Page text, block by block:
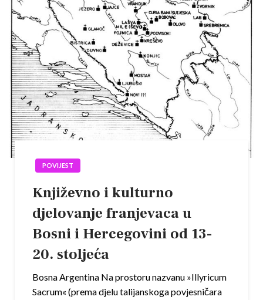
POVIJEST
Književno i kulturno
djelovanje franjevaca u
Bosni i Hercegovini od 13-
20. stoljeća
Bosna Argentina Na prostoru nazvanu »Illyricum
Sacrum« (prema djelu talijanskoga povjesničara